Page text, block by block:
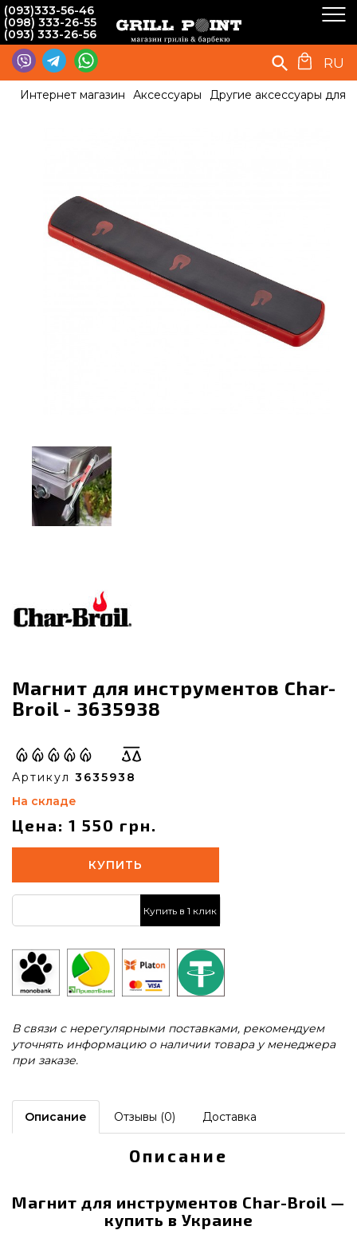
(093)333-56-46
(098) 333-26-55
(093) 333-26-56
RU
Интернет магазин Аксессуары Другие аксессуары для
Магнит для инструментов Char-
Broil - 3635938
Артикул 3635938
На складе
Цена: 1 550 грн.
КУПИТЬ
Купить в 1 клик
В связи с нерегулярными поставками, рекомендуем
уточнять информацию о наличии товара у менеджера
при заказе.
Описание Отзывы (0) Доставка
Описание
Магнит для инструментов Char-Broil —
купить в Украине